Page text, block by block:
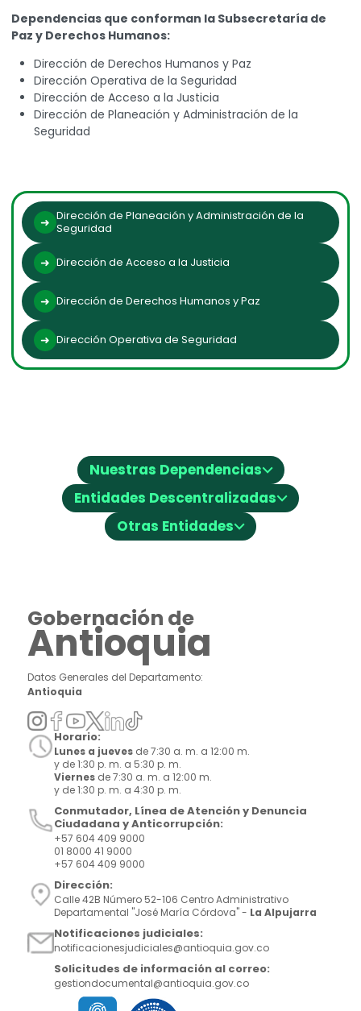
Dependencias que conforman la Subsecretaría de
Paz y Derechos Humanos:
Dirección de Derechos Humanos y Paz
Dirección Operativa de la Seguridad
Dirección de Acceso a la Justicia
Dirección de Planeación y Administración de la
Seguridad
Dirección de Planeación y Administración de la
Seguridad
Dirección de Acceso a la Justicia
Dirección de Derechos Humanos y Paz
Dirección Operativa de Seguridad
Nuestras Dependencias⌵
Entidades Descentralizadas⌵
Otras Entidades⌵
Gobernación de
Antioquia
Datos Generales del Departamento:
Antioquia
Horario:
Lunes a jueves de 7:30 a. m. a 12:00 m.
y de 1:30 p. m. a 5:30 p. m.
Viernes de 7:30 a. m. a 12:00 m.
y de 1:30 p. m. a 4:30 p. m.
Conmutador, Línea de Atención y Denuncia
Ciudadana y Anticorrupción:
+57 604 409 9000
01 8000 41 9000
+57 604 409 9000
Dirección:
Calle 42B Número 52-106 Centro Administrativo
Departamental "José María Córdova" - La Alpujarra
Notificaciones judiciales:
notificacionesjudiciales@antioquia.gov.co
Solicitudes de información al correo:
gestiondocumental@antioquia.gov.co